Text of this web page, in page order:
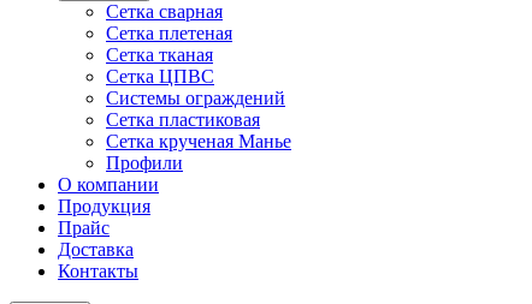
Сетка сварная
Сетка плетеная
Сетка тканая
Сетка ЦПВС
Системы ограждений
Сетка пластиковая
Сетка крученая Манье
Профили
О компании
Продукция
Прайс
Доставка
Контакты